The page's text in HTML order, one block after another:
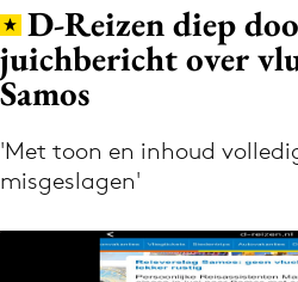
Volg het laatste
Nieuws
D-Reizen diep
juichbericht over
Samos
'Met toon en inhoud
misgeslagen'